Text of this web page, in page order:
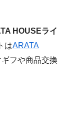
HOUSEライ
はARATA
フや商品交換